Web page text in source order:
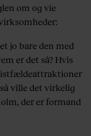
om og vie
jo bare den med
er det så? Hvis
ville det virkelig
der er formand